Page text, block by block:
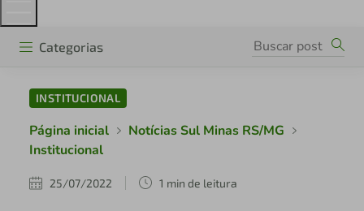
Categorias
INSTITUCIONAL
Página inicial
Notícias Sul Minas RS/MG
Institucional
25/07/2022 1 min de leitura